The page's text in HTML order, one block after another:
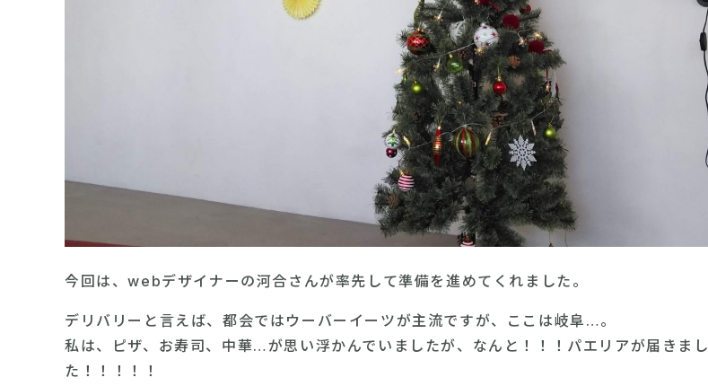
今回は、webデザイナーの河合さんが率先して準備を進めてくれました。
デリバリーと言えば、都会ではウーバーイーツが主流ですが、ここは岐阜…。
私は、ピザ、お寿司、中華…が思い浮かんでいましたが、なんと！！！パエリアが届きまし
た！！！！！